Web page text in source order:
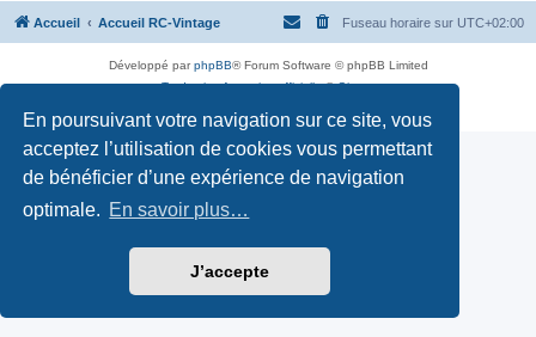
En poursuivant votre navigation sur ce site, vous
acceptez l’utilisation de cookies vous permettant
de bénéficier d’une expérience de navigation
optimale. En savoir plus…
J’accepte
Accueil Accueil RC-Vintage Fuseau horaire sur UTC+02:00
Développé parphpBB® Forum Software © phpBB Limited
Traduction française officielle©Qiaeru